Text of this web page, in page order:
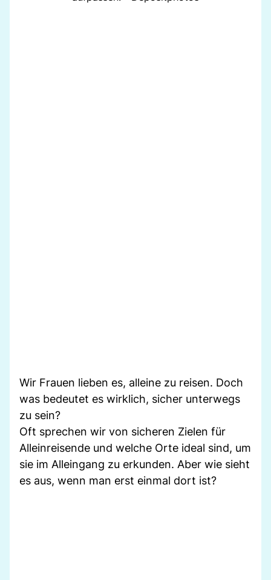
Wir Frauen lieben es, alleine zu reisen. Doch
was bedeutet es wirklich, sicher unterwegs
zu sein?
Oft sprechen wir von sicheren Zielen für
Alleinreisende und welche Orte ideal sind, um
sie im Alleingang zu erkunden. Aber wie sieht
es aus, wenn man erst einmal dort ist?